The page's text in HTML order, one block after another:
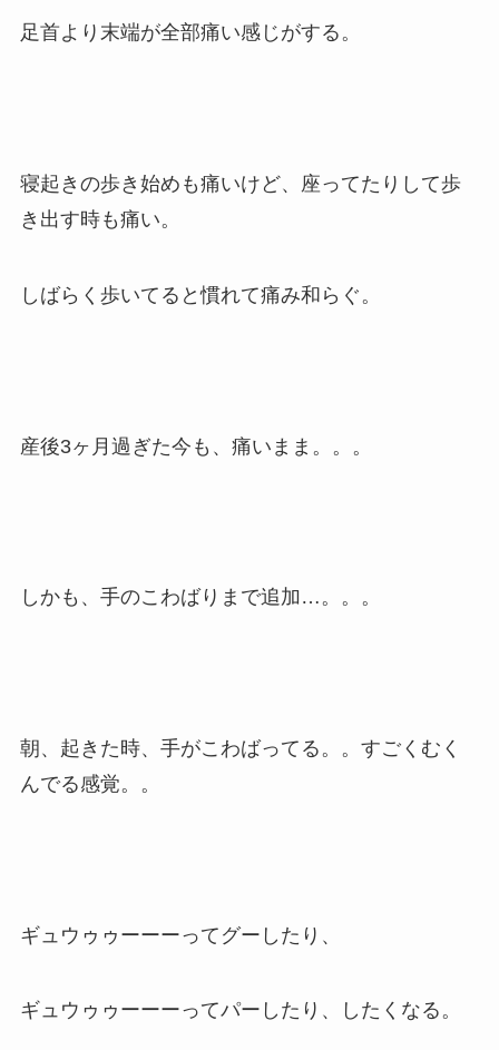
足首より末端が全部痛い感じがする。
寝起きの歩き始めも痛いけど、座ってたりして歩
き出す時も痛い。
しばらく歩いてると慣れて痛み和らぐ。
産後3ヶ月過ぎた今も、痛いまま。。。
しかも、手のこわばりまで追加…。。。
朝、起きた時、手がこわばってる。。すごくむく
んでる感覚。。
ギュウゥゥーーーってグーしたり、
ギュウゥゥーーーってパーしたり、したくなる。